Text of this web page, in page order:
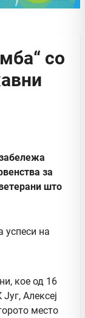
со
за
што
кое од 16
Алексеј
место